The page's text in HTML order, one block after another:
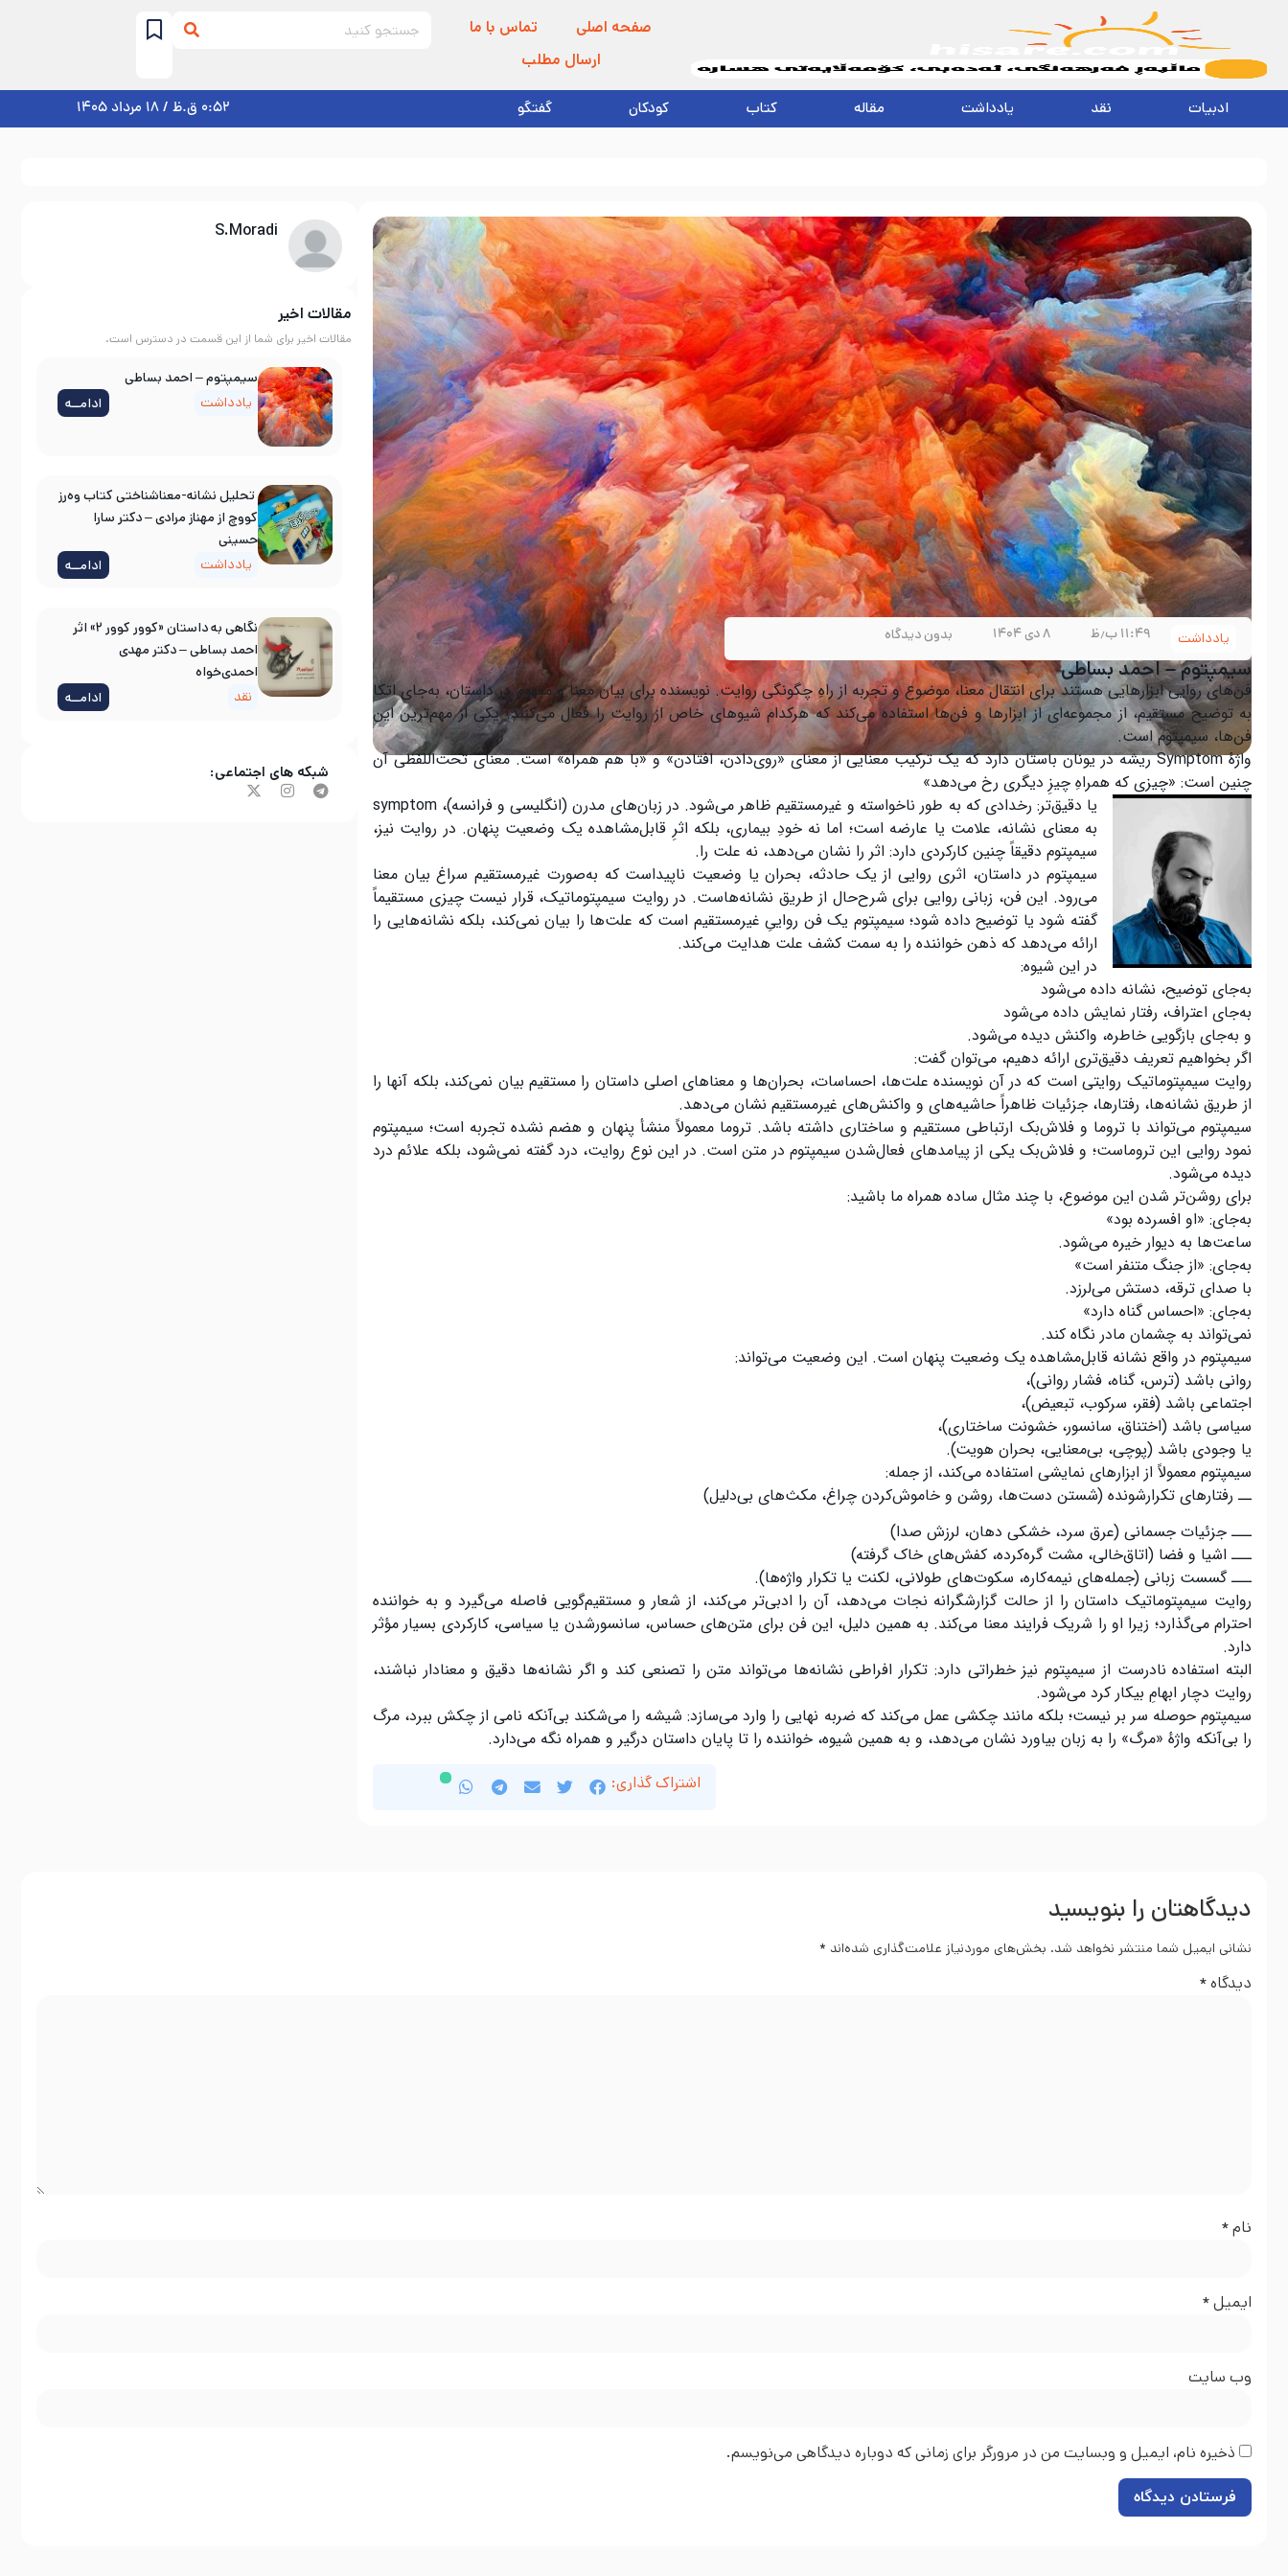
صفحه اصلی
تماس با ما
ارسال مطلب
ادبیات نقد یادداشت مقاله کتاب کودکان گفتگو 0:52 ق.ظ / 18 مرداد 1405
یادداشت ۱۱:۴۹ ب٫ظ ۸ دی ۱۴۰۴ بدون دیدگاه
سیمپتوم – احمد بساطی
فن‌های روایی ابزارهایی هستند برای انتقال معنا، موضوع و تجربه از راهِ چگونگی روایت. نویسنده برای بیان معنا و مفهوم در داستان، به‌جای اتکا
به توضیح مستقیم، از مجموعه‌ای از ابزارها و فن‌ها استفاده می‌کند که هرکدام شیوهای خاص از روایت را فعال می‌کنند. یکی از مهم‌ترین این
فن‌ها، سیمپتوم است.
واژهٔ Symptom ریشه در یونان باستان دارد که یک ترکیب معنایی از معنای «روی‌دادن، افتادن» و «با هم همراه» است. معنای تحت‌اللفظی آن
چنین است: «چیزی که همراهِ چیزِ دیگری رخ می‌دهد»
یا دقیق‌تر: رخدادی که به طور ناخواسته و غیرمستقیم ظاهر می‌شود. در زبان‌های مدرن (انگلیسی و فرانسه)، symptom
به معنای نشانه، علامت یا عارضه است؛ اما نه خودِ بیماری، بلکه اثرِ قابل‌مشاهده یک وضعیت پنهان. در روایت نیز،
سیمپتوم دقیقاً چنین کارکردی دارد: اثر را نشان می‌دهد، نه علت را.
سیمپتوم در داستان، اثری روایی از یک حادثه، بحران یا وضعیت ناپیداست که به‌صورت غیرمستقیم سراغ بیان معنا
می‌رود. این فن، زبانی روایی برای شرح‌حال از طریق نشانه‌هاست. در روایت سیمپتوماتیک، قرار نیست چیزی مستقیماً
گفته شود یا توضیح داده شود؛ سیمپتوم یک فن رواییِ غیرمستقیم است که علت‌ها را بیان نمی‌کند، بلکه نشانه‌هایی را
ارائه می‌دهد که ذهن خواننده را به سمت کشف علت هدایت می‌کند.
در این شیوه:
به‌جای توضیح، نشانه داده می‌شود
به‌جای اعتراف، رفتار نمایش داده می‌شود
و به‌جای بازگویی خاطره، واکنش دیده می‌شود.
اگر بخواهیم تعریف دقیق‌تری ارائه دهیم، می‌توان گفت:
روایت سیمپتوماتیک روایتی است که در آن نویسنده علت‌ها، احساسات، بحران‌ها و معناهای اصلی داستان را مستقیم بیان نمی‌کند، بلکه آنها را
از طریق نشانه‌ها، رفتارها، جزئیات ظاهراً حاشیه‌های و واکنش‌های غیرمستقیم نشان می‌دهد.
سیمپتوم می‌تواند با تروما و فلاش‌بک ارتباطی مستقیم و ساختاری داشته باشد. تروما معمولاً منشأ پنهان و هضم نشده تجربه است؛ سیمپتوم
نمود روایی این تروماست؛ و فلاش‌بک یکی از پیامدهای فعال‌شدن سیمپتوم در متن است. در این نوع روایت، درد گفته نمی‌شود، بلکه علائم درد
دیده می‌شود.
برای روشن‌تر شدن این موضوع، با چند مثال ساده همراه ما باشید:
به‌جای: «او افسرده بود»
ساعت‌ها به دیوار خیره می‌شود.
به‌جای: «از جنگ متنفر است»
با صدای ترقه، دستش می‌لرزد.
به‌جای: «احساس گناه دارد»
نمی‌تواند به چشمان مادر نگاه کند.
سیمپتوم در واقع نشانه قابل‌مشاهده یک وضعیت پنهان است. این وضعیت می‌تواند:
روانی باشد (ترس، گناه، فشار روانی)،
اجتماعی باشد (فقر، سرکوب، تبعیض)،
سیاسی باشد (اختناق، سانسور، خشونت ساختاری)،
یا وجودی باشد (پوچی، بی‌معنایی، بحران هویت).
سیمپتوم معمولاً از ابزارهای نمایشی استفاده می‌کند، از جمله:
ــ رفتارهای تکرارشونده (شستن دست‌ها، روشن و خاموش‌کردن چراغ، مکث‌های بی‌دلیل)
ـــ جزئیات جسمانی (عرق سرد، خشکی دهان، لرزش صدا)
ـــ اشیا و فضا (اتاق‌خالی، مشت گره‌کرده، کفش‌های خاک گرفته)
ـــ گسست زبانی (جمله‌های نیمه‌کاره، سکوت‌های طولانی، لکنت یا تکرار واژه‌ها).
روایت سیمپتوماتیک داستان را از حالت گزارشگرانه نجات می‌دهد، آن را ادبی‌تر می‌کند، از شعار و مستقیم‌گویی فاصله می‌گیرد و به خواننده
احترام می‌گذارد؛ زیرا او را شریک فرایند معنا می‌کند. به همین دلیل، این فن برای متن‌های حساس، سانسورشدن یا سیاسی، کارکردی بسیار مؤثر
دارد.
البته استفاده نادرست از سیمپتوم نیز خطراتی دارد: تکرار افراطی نشانه‌ها می‌تواند متن را تصنعی کند و اگر نشانه‌ها دقیق و معنادار نباشند،
روایت دچار ابهامِ بیکار کرد می‌شود.
سیمپتوم حوصله سر بر نیست؛ بلکه مانند چکشی عمل می‌کند که ضربه نهایی را وارد می‌سازد: شیشه را می‌شکند بی‌آنکه نامی از چکش ببرد، مرگ
را بی‌آنکه واژهٔ «مرگ» را به زبان بیاورد نشان می‌دهد، و به همین شیوه، خواننده را تا پایان داستان درگیر و همراه نگه می‌دارد.
اشتراک گذاری:
S.Moradi
مقالات اخیر
مقالات اخیر برای شما از این قسمت در دسترس است.
سیمپتوم – احمد بساطی
یادداشت
ادامــه
تحلیل نشانه-معناشناختی کتاب وه‌رز
کووچ از مهناز مرادی – دکتر سارا
حسینی
یادداشت
ادامــه
نگاهی به داستان «کوور کوور ۲» اثر
احمد بساطی – دکتر مهدی
احمدی‌خواه
نقد
ادامــه
شبکه های اجتماعی:
دیدگاهتان را بنویسید
نشانی ایمیل شما منتشر نخواهد شد. بخش‌های موردنیاز علامت‌گذاری شده‌اند *
دیدگاه*
نام*
ایمیل*
وب‌ سایت
ذخیره نام، ایمیل و وبسایت من در مرورگر برای زمانی که دوباره دیدگاهی می‌نویسم.